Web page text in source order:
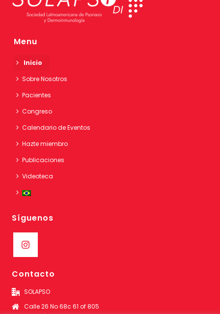
Menu
Inicio
Sobre Nosotros
Pacientes
Congreso
Calendario de Eventos
Hazte miembro
Publicaciones
Videoteca
Síguenos
Contacto
SOLAPSO
Calle 26 No 68c 61 of 805